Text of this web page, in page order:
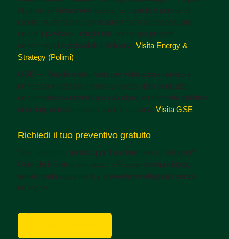
studi su efficienza energetica, accumulo e pompe di
calore: evidenziano come aumentare l’autoconsumo
riduca il payback, insight utili anche per progetti
condominiali e aziendali a Bologna. Visita Energy &
Strategy (Polimi)
GSE — Regole e strumenti per valorizzare l’energia
immessa in rete (scambio sul posto, ritiro dedicato):
documento essenziale per calcolare la redditività effettiva
di un impianto connesso alla rete italiana. Visita GSE
Richiedi il tuo preventivo gratuito
Vuoi una stima precisa per il tuo immobile a Bologna?
Compila il form o contattaci: effettuiamo sopralluogo,
analisi ombreggiamenti e preventivo dettagliato senza
impegno.